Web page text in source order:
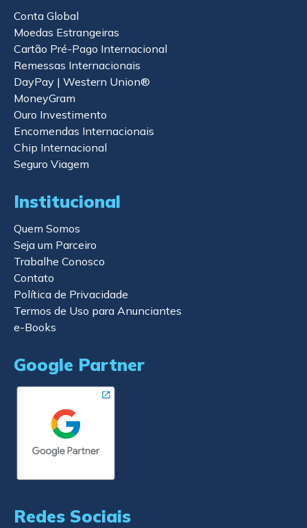
Conta Global
Moedas Estrangeiras
Cartão Pré-Pago Internacional
Remessas Internacionais
DayPay | Western Union®
MoneyGram
Ouro Investimento
Encomendas Internacionais
Chip Internacional
Seguro Viagem
Institucional
Quem Somos
Seja um Parceiro
Trabalhe Conosco
Contato
Política de Privacidade
Termos de Uso para Anunciantes
e-Books
Google Partner
Redes Sociais